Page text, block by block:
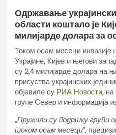
Одржавање
области коштало је
милијарде долара за
Током осам месеци инвазије
Украјине, Кијев и његови
су 2,4 милијарде долара на
присуства украјинских
објавиле су РИА Новости, на
групе Север и информација
„Пружили су подршку групи
током осам месеци“,